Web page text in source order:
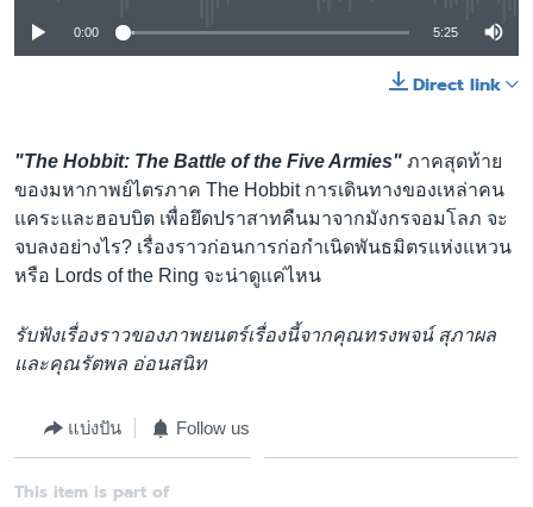
0:00 5:25
Direct link
"The Hobbit: The Battle of the Five Armies" ภาคสุดท้าย
ของมหากาพย์ไตรภาค The Hobbit การเดินทางของเหล่าคน
แคระและฮอบบิต เพื่อยึดปราสาทคืนมาจากมังกรจอมโลภ จะ
จบลงอย่างไร? เรื่องราวก่อนการก่อกำเนิดพันธมิตรแห่งแหวน
หรือ Lords of the Ring จะน่าดูแค่ไหน
รับฟังเรื่องราวของภาพยนตร์เรื่องนี้จากคุณทรงพจน์ สุภาผล
และคุณรัตพล อ่อนสนิท
แบ่งปัน Follow us
This item is part of